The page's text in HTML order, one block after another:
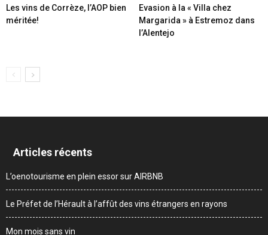
Les vins de Corrèze, l’AOP bien
méritée!
Evasion à la « Villa chez
Margarida » à Estremoz dans
l’Alentejo
Articles récents
L’oenotourisme en plein essor sur AIRBNB
Le Préfet de l’Hérault à l’affût des vins étrangers en rayons
Mon mois sans vin